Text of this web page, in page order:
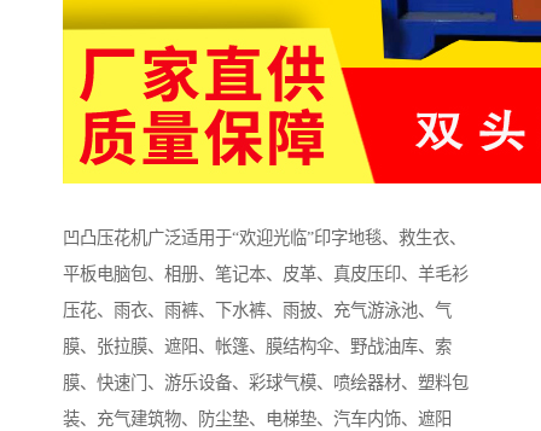
凹凸压花机广泛适用于“欢迎光临”印字地毯、救生衣、
平板电脑包、相册、笔记本、皮革、真皮压印、羊毛衫
压花、雨衣、雨裤、下水裤、雨披、充气游泳池、气
膜、张拉膜、遮阳、帐篷、膜结构伞、野战油库、索
膜、快速门、游乐设备、彩球气模、喷绘器材、塑料包
装、充气建筑物、防尘垫、电梯垫、汽车内饰、遮阳